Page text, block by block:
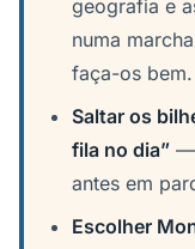
geografia e
numa
faça-os bem.
Saltar os
fila no dia” —
antes em
Escolher